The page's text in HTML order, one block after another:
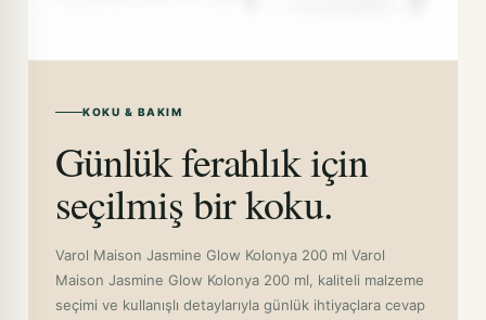
KOKU & BAKIM
Günlük ferahlık için
seçilmiş bir koku.
Varol Maison Jasmine Glow Kolonya 200 ml Varol
Maison Jasmine Glow Kolonya 200 ml, kaliteli malzeme
seçimi ve kullanışlı detaylarıyla günlük ihtiyaçlara cevap